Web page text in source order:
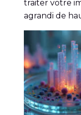
traiter votre
agrandi de